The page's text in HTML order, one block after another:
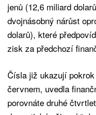
jenů (12,6 miliard
dvojnásobný nárůst
dolarů), které
zisk za předchozí
Čísla již ukazují
červnem, uvedla
porovnáte druhé